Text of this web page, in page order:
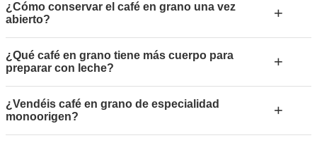
¿Cómo conservar el café en grano una vez
abierto?
+
¿Qué café en grano tiene más cuerpo para
preparar con leche?
+
¿Vendéis café en grano de especialidad
monoorigen?
+